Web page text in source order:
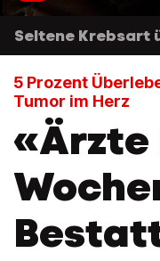
Seltene Krebsart
5 Prozent
Tumor im Herz
«Ärzte